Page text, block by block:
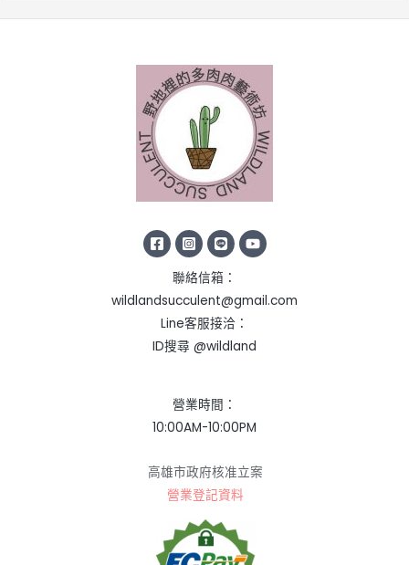
聯絡信箱：
wildlandsucculent@gmail.com
Line客服接洽：
ID搜尋 @wildland
營業時間：
10:00AM-10:00PM
高雄市政府核准立案
營業登記資料